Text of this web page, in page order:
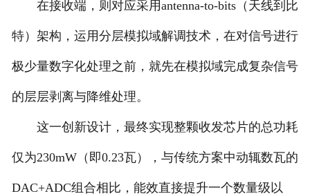
在接收端，则对应采用antenna-to-bits（天线到比
特）架构，运用分层模拟域解调技术，在对信号进行
极少量数字化处理之前，就先在模拟域完成复杂信号
的层层剥离与降维处理。
这一创新设计，最终实现整颗收发芯片的总功耗
仅为230mW（即0.23瓦），与传统方案中动辄数瓦的
DAC+ADC组合相比，能效直接提升一个数量级以